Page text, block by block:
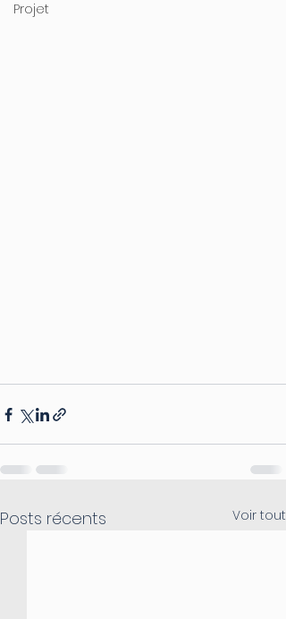
Projet
Posts récents Voir tout